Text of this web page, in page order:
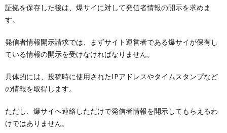
証拠を保存した後は、爆サイに対して発信者情報の開示を求めま
す。
発信者情報開示請求では、まずサイト運営者である爆サイが保有し
ている情報の開示を受けなければなりません。
具体的には、投稿時に使用されたIPアドレスやタイムスタンプなど
の情報を取得します。
ただし、爆サイへ連絡しただけで発信者情報を開示してもらえるわ
けではありません。